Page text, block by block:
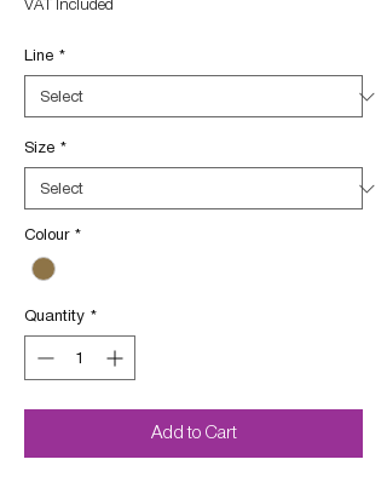
VAT Included
Line *
Size *
Colour *
Quantity *
Add to Cart